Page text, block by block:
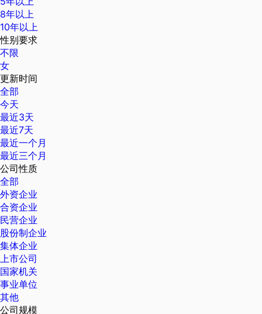
8年以上
10年以上
性别要求
不限
女
更新时间
全部
今天
最近3天
最近7天
最近一个月
最近三个月
公司性质
全部
外资企业
合资企业
民营企业
股份制企业
集体企业
上市公司
国家机关
事业单位
其他
公司规模